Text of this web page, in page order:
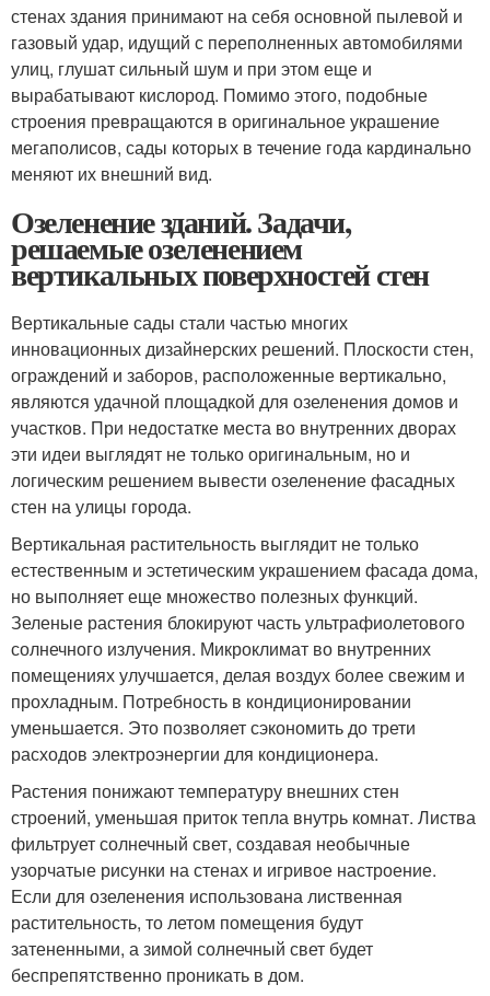
стенах здания принимают на себя основной пылевой и
газовый удар, идущий с переполненных автомобилями
улиц, глушат сильный шум и при этом еще и
вырабатывают кислород. Помимо этого, подобные
строения превращаются в оригинальное украшение
мегаполисов, сады которых в течение года кардинально
меняют их внешний вид.
Озеленение зданий. Задачи,
решаемые озеленением
вертикальных поверхностей стен
Вертикальные сады стали частью многих
инновационных дизайнерских решений. Плоскости стен,
ограждений и заборов, расположенные вертикально,
являются удачной площадкой для озеленения домов и
участков. При недостатке места во внутренних дворах
эти идеи выглядят не только оригинальным, но и
логическим решением вывести озеленение фасадных
стен на улицы города.
Вертикальная растительность выглядит не только
естественным и эстетическим украшением фасада дома,
но выполняет еще множество полезных функций.
Зеленые растения блокируют часть ультрафиолетового
солнечного излучения. Микроклимат во внутренних
помещениях улучшается, делая воздух более свежим и
прохладным. Потребность в кондиционировании
уменьшается. Это позволяет сэкономить до трети
расходов электроэнергии для кондиционера.
Растения понижают температуру внешних стен
строений, уменьшая приток тепла внутрь комнат. Листва
фильтрует солнечный свет, создавая необычные
узорчатые рисунки на стенах и игривое настроение.
Если для озеленения использована лиственная
растительность, то летом помещения будут
затененными, а зимой солнечный свет будет
беспрепятственно проникать в дом.